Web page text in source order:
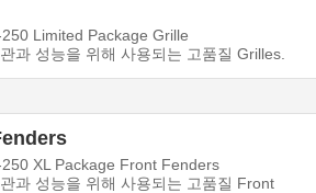
Limited Package Grille
과 성능을 위해 사용되는 고품질 Grilles.
XL Package Front Fenders
과 성능을 위해 사용되는 고품질 Front